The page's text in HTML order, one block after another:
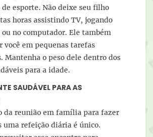
esporte. Não deixe seu filho
horas assistindo TV, jogando
no computador. Ele também
você em pequenas tarefas
Mantenha o peso dele dentro dos
para a idade.
SAUDÁVEL PARA AS
da reunião em família para fazer
uma refeição diária é único.